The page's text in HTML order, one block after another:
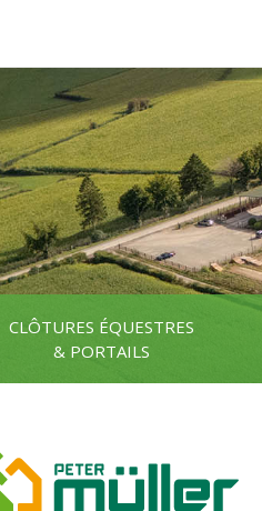
CLÔTURES ÉQUESTRES
& PORTAILS